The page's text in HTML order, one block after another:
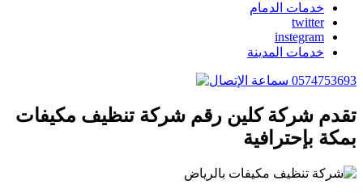
خدمات الدمام
twitter
instegram
خدمات المدينة
0574753693
تقدم شركة كلين رقم شركة تنظيف مكيفات
بمكة بإحترافية